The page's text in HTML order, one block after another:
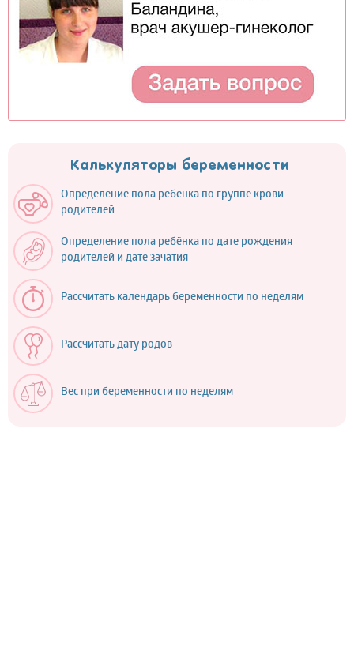
Калькуляторы беременности
Определение пола ребёнка по группе крови
родителей
Определение пола ребёнка по дате рождения
родителей и дате зачатия
Рассчитать календарь беременности по неделям
Рассчитать дату родов
Вес при беременности по неделям